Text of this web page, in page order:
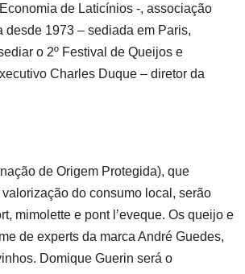
de Laticínios -, associação
desde 1973 – sediada em Paris,
o 2º Festival de Queijos e
Charles Duque – diretor da
de Origem Protegida), que
do consumo local, serão
mimolette e pont l’eveque. Os queijo e
de experts da marca André Guedes,
Domique Guerin será o